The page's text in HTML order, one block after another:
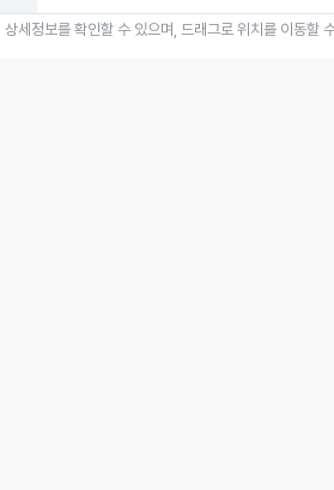
세정보를 확인할 수 있으며, 드래그로 위치를 이동할